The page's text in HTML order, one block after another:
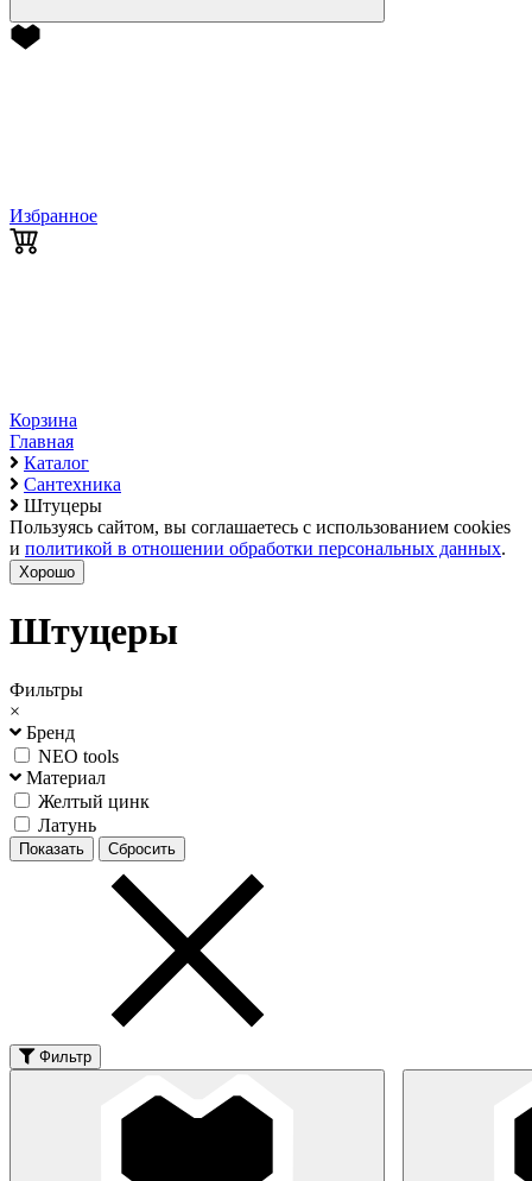
Избранное
Корзина
Главная
Каталог
Сантехника
Штуцеры
Пользуясь сайтом, вы соглашаетесь с использованием cookies
и политикой в отношении обработки персональных данных.
Хорошо
Штуцеры
Фильтры
×
Бренд
NEO tools
Материал
Желтый цинк
Латунь
Фильтр